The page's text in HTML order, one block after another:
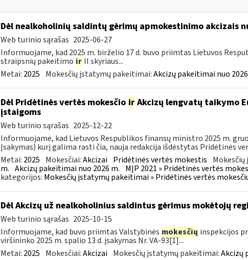
Dėl nealkoholinių saldintų gėrimų apmokestinimo akcizais
Web turinio sąrašas 2025-06-27
Informuojame, kad 2025 m. birželio 17 d. buvo priimtas Lietuvos
straipsnių pakeitimo ir II skyriaus...
Metai: 2025 Mokesčių įstatymų pakeitimai:Akcizų pakeitimai nuo
Dėl Pridėtinės vertės mokesčio irAkcizų lengvatų taikymo
įstaigoms
Web turinio sąrašas 2025-12-22
Informuojame, kad Lietuvos Respublikos finansų ministro 2025 m.
Įsakymas) kurį galima rasti čia, nauja redakcija išdėstytas Pridėtinės
Metai: 2025 Mokesčiai:Akcizai Pridėtinės vertės mokestis
m. Akcizų pakeitimai nuo 2026 m. MĮP 2021 » Pridėtinės vertės
kategorijos: Mokesčių įstatymų pakeitimai » Pridėtinės vertės
Dėl Akcizų už nealkoholinius saldintus gėrimus mokėtojų
Web turinio sąrašas 2025-10-15
Informuojame, kad buvo priimtas Valstybinės mokesčių inspekcijos
viršininko 2025 m. spalio 13 d. įsakymas Nr. VA-93[1]...
Metai: 2025 Mokesčiai:Akcizai Mokesčių įstatymų pakeitimai:Akcizų